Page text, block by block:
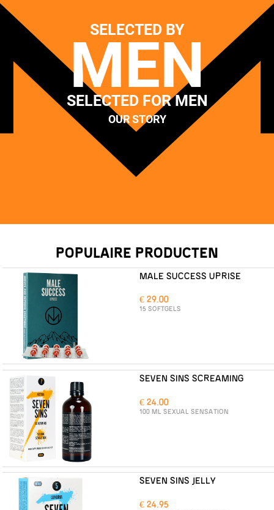
SELECTED BY
MEN
SELECTED FOR MEN
OUR STORY
POPULAIRE PRODUCTEN
MALE SUCCESS UPRISE
€ 29.00
15 SOFTGELS
SEVEN SINS SCREAMING
€ 24.00
100 ML SEXUAL SENSATION
SEVEN SINS JELLY
€ 24.95